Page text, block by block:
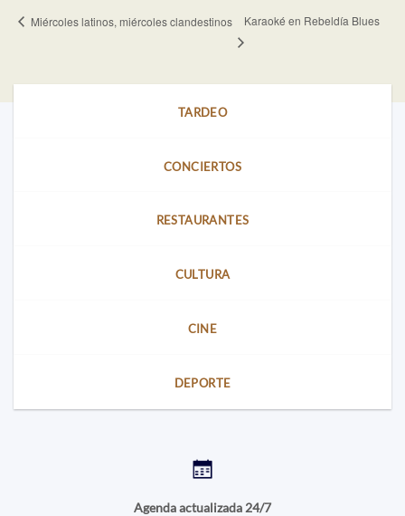
Miércoles latinos, miércoles clandestinos Karaoké en Rebeldía Blues
TARDEO
CONCIERTOS
RESTAURANTES
CULTURA
CINE
DEPORTE
Agenda actualizada 24/7